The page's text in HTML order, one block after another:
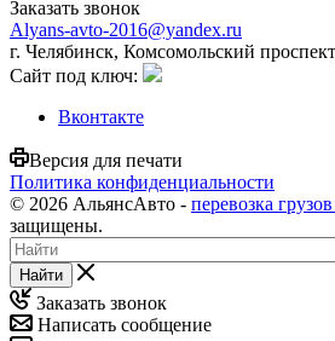
Заказать звонок
Alyans-avto-2016@yandex.ru
г. Челябинск, Комсомольский
Сайт под ключ:
Вконтакте
Версия для печати
Политика конфиденциальности
© 2026 АльянсАвто - перевозка
защищены.
Найти
Заказать звонок
Написать сообщение